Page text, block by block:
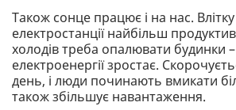
Також сонце працює і на нас.
електростанції найбільш
холодів треба опалювати будинки
електроенергії зростає.
день, і люди починають вмикати
також збільшує навантаження.